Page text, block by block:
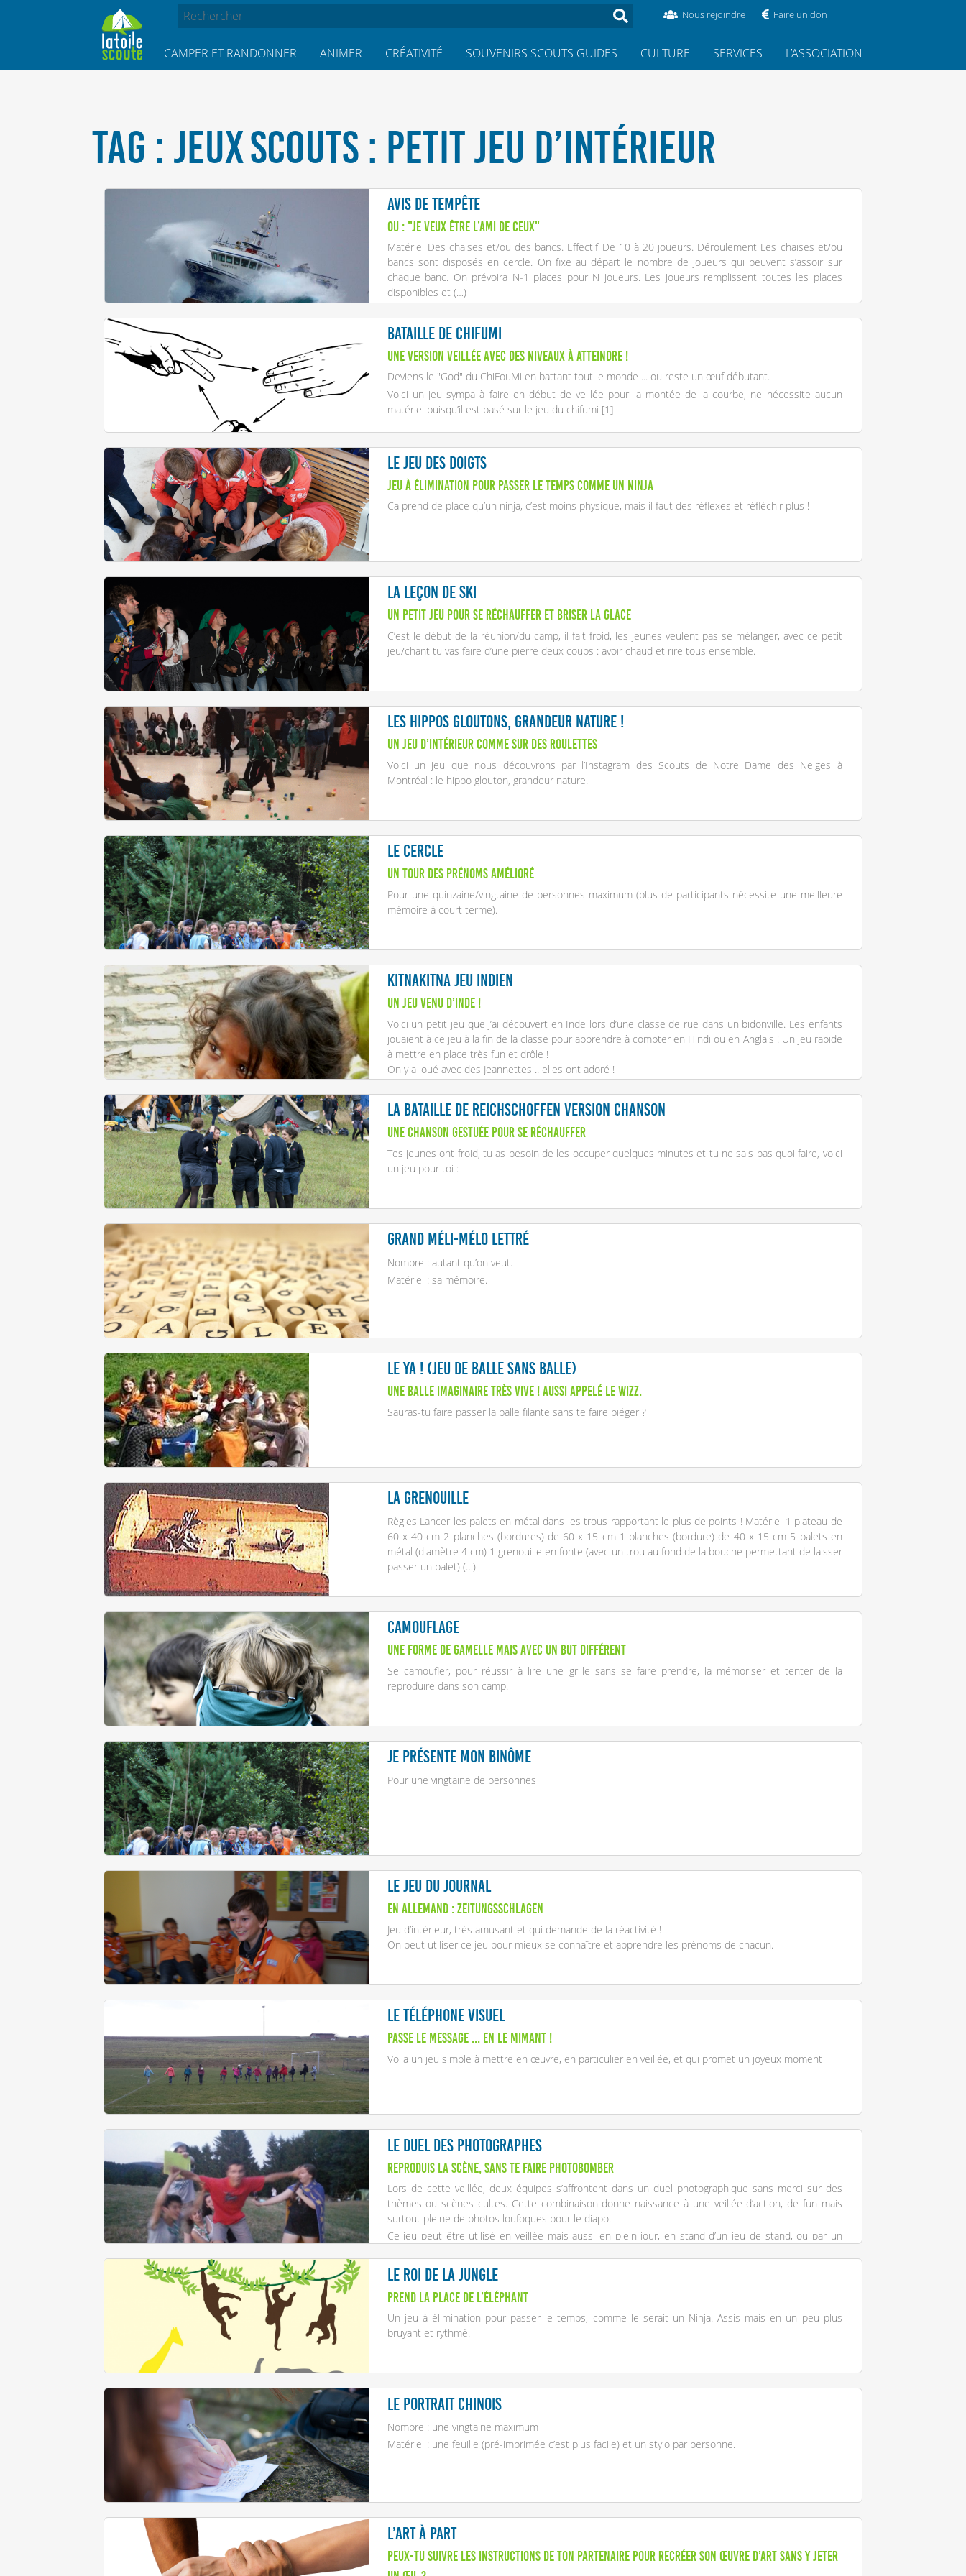
Nous rejoindre Faire un don
CAMPER ET RANDONNER ANIMER CRÉATIVITÉ SOUVENIRS SCOUTS GUIDES CULTURE SERVICES L’ASSOCIATION
TAG : JEUX SCOUTS : PETIT JEU D’INTÉRIEUR
Avis de tempête
ou : "je veux être l’ami de ceux"
Matériel Des chaises et/ou des bancs. Effectif De 10 à 20 joueurs. Déroulement Les chaises et/ou
bancs sont disposés en cercle. On fixe au départ le nombre de joueurs qui peuvent s’assoir sur
chaque banc. On prévoira N-1 places pour N joueurs. Les joueurs remplissent toutes les places
disponibles et (…)
Bataille de Chifumi
Une version veillée avec des niveaux à atteindre !
Deviens le "God" du ChiFouMi en battant tout le monde ... ou reste un œuf débutant.
Voici un jeu sympa à faire en début de veillée pour la montée de la courbe, ne nécessite aucun
matériel puisqu’il est basé sur le jeu du chifumi [1]
Le jeu des doigts
Jeu à élimination pour passer le temps comme un Ninja
Ca prend de place qu’un ninja, c’est moins physique, mais il faut des réflexes et réfléchir plus !
La leçon de ski
Un petit jeu pour se réchauffer et briser la glace
C’est le début de la réunion/du camp, il fait froid, les jeunes veulent pas se mélanger, avec ce petit
jeu/chant tu vas faire d’une pierre deux coups : avoir chaud et rire tous ensemble.
Les hippos gloutons, grandeur nature !
Un jeu d’intérieur comme sur des roulettes
Voici un jeu que nous découvrons par l’Instagram des Scouts de Notre Dame des Neiges à
Montréal : le hippo glouton, grandeur nature.
Le Cercle
Un tour des prénoms amélioré
Pour une quinzaine/vingtaine de personnes maximum (plus de participants nécessite une meilleure
mémoire à court terme).
KitnaKitna Jeu Indien
Un jeu venu d’Inde !
Voici un petit jeu que j’ai découvert en Inde lors d’une classe de rue dans un bidonville. Les enfants
jouaient à ce jeu à la fin de la classe pour apprendre à compter en Hindi ou en Anglais ! Un jeu rapide
à mettre en place très fun et drôle !
On y a joué avec des Jeannettes .. elles ont adoré !
La bataille de Reichschoffen version chanson
Une chanson gestuée pour se réchauffer
Tes jeunes ont froid, tu as besoin de les occuper quelques minutes et tu ne sais pas quoi faire, voici
un jeu pour toi :
Grand Méli-Mélo Lettré
Nombre : autant qu’on veut.
Matériel : sa mémoire.
Le YA ! (Jeu de balle sans balle)
Une balle imaginaire très vive ! Aussi appelé le Wizz.
Sauras-tu faire passer la balle filante sans te faire piéger ?
La grenouille
Règles Lancer les palets en métal dans les trous rapportant le plus de points ! Matériel 1 plateau de
60 x 40 cm 2 planches (bordures) de 60 x 15 cm 1 planches (bordure) de 40 x 15 cm 5 palets en
métal (diamètre 4 cm) 1 grenouille en fonte (avec un trou au fond de la bouche permettant de laisser
passer un palet) (…)
Camouflage
Une forme de gamelle mais avec un but différent
Se camoufler, pour réussir à lire une grille sans se faire prendre, la mémoriser et tenter de la
reproduire dans son camp.
Je présente mon binôme
Pour une vingtaine de personnes
Le jeu du journal
En allemand : Zeitungsschlagen
Jeu d’intérieur, très amusant et qui demande de la réactivité !
On peut utiliser ce jeu pour mieux se connaître et apprendre les prénoms de chacun.
Le téléphone visuel
Passe le message ... en le mimant !
Voila un jeu simple à mettre en œuvre, en particulier en veillée, et qui promet un joyeux moment
Le duel des photographes
Reproduis la scène, sans te faire photobomber
Lors de cette veillée, deux équipes s’affrontent dans un duel photographique sans merci sur des
thèmes ou scènes cultes. Cette combinaison donne naissance à une veillée d’action, de fun mais
surtout pleine de photos loufoques pour le diapo.
Ce jeu peut être utilisé en veillée mais aussi en plein jour, en stand d’un jeu de stand, ou par un
Le Roi de la jungle
Prend la place de l’éléphant
Un jeu à élimination pour passer le temps, comme le serait un Ninja. Assis mais en un peu plus
bruyant et rythmé.
Le Portrait Chinois
Nombre : une vingtaine maximum
Matériel : une feuille (pré-imprimée c’est plus facile) et un stylo par personne.
L’art à part
Peux-tu suivre les instructions de ton partenaire pour recréer son œuvre d’art sans y jeter